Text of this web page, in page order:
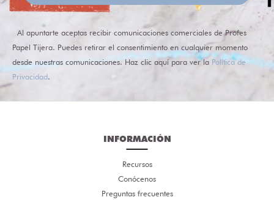
Al apuntarte aceptas recibir comunicaciones comerciales de Profes
Papel Tijera. Puedes retirar el consentimiento en cualquier momento
desde nuestras comunicaciones. Haz clic aquí para ver la Política de
Privacidad.
INFORMACIÓN
Recursos
Conócenos
Preguntas frecuentes